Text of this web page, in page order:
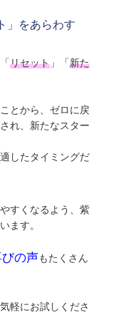
」をあらわす
リセット 」「新た
とから、ゼロに戻
れ、新たなスター
したタイミングだ
すくなるよう、紫
ます。
の声もたくさん
軽にお試しくださ